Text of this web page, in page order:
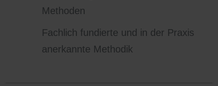
Methoden
Fachlich fundierte und in der Praxis
anerkannte Methodik